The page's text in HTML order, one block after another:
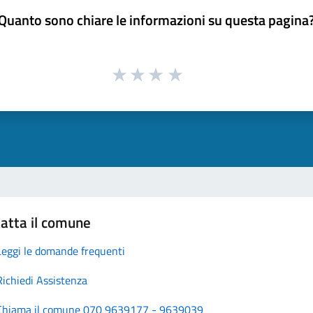
sono chiare le informazioni su questa
il comune
le domande frequenti
Assistenza
il comune 070 9639177 - 9639039